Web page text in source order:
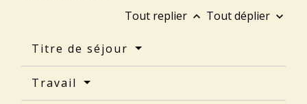
Tout replier keyboard_arrow_up Tout déplier keyboard_arrow_down
Titre de séjour
Travail